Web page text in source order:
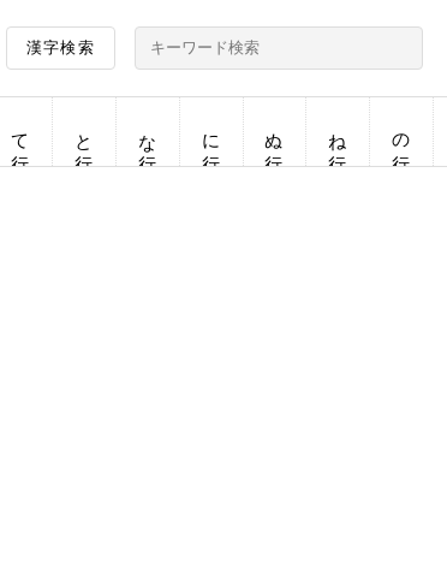
漢字検索
て行 と行 な行 に行 ぬ行 ね行 の行